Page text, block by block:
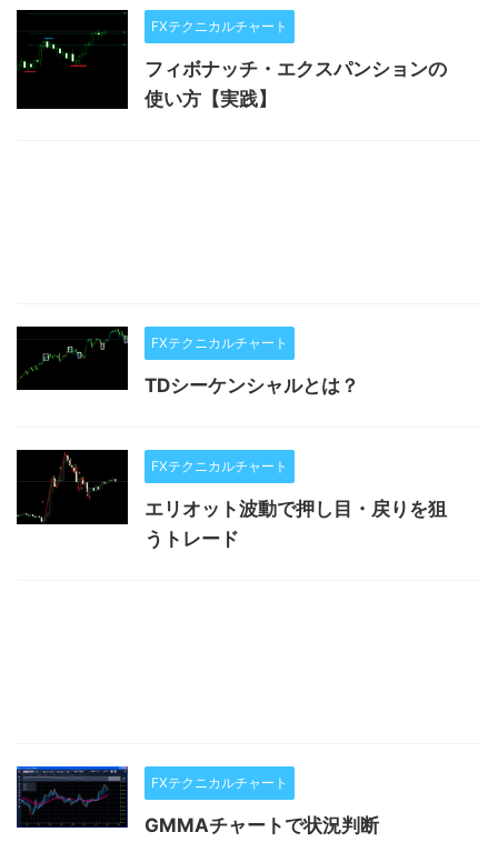
FXテクニカルチャート
フィボナッチ・エクスパンションの
使い方【実践】
FXテクニカルチャート
TDシーケンシャルとは？
FXテクニカルチャート
エリオット波動で押し目・戻りを狙
うトレード
FXテクニカルチャート
GMMAチャートで状況判断